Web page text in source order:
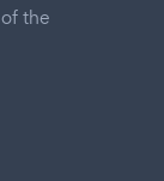
the